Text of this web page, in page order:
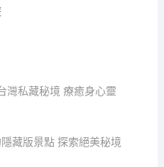
灣私藏秘境 療癒身心靈
藏版景點 探索絕美秘境